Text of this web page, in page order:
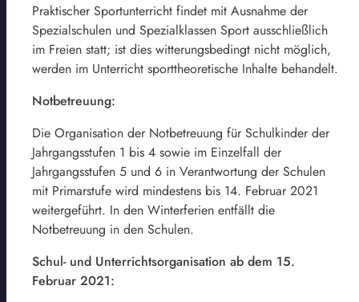
Praktischer Sportunterricht findet mit Ausnahme der
Spezialschulen und Spezialklassen Sport ausschließlich
im Freien statt; ist dies witterungsbedingt nicht möglich,
werden im Unterricht sporttheoretische Inhalte behandelt.
Notbetreuung:
Die Organisation der Notbetreuung für Schulkinder der
Jahrgangsstufen 1 bis 4 sowie im Einzelfall der
Jahrgangsstufen 5 und 6 in Verantwortung der Schulen
mit Primarstufe wird mindestens bis 14. Februar 2021
weitergeführt. In den Winterferien entfällt die
Notbetreuung in den Schulen.
Schul- und Unterrichtsorganisation ab dem 15.
Februar 2021: